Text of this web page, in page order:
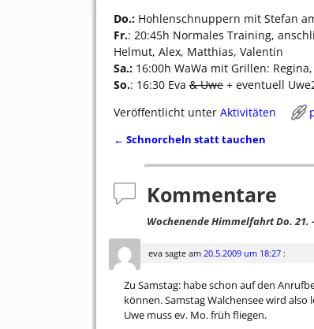
Do.: Hohlenschnuppern mit Stefan
Fr.: 20:45h Normales Training,
Helmut, Alex, Matthias, Valentin
Sa.: 16:00h WaWa mit Grillen:
So.: 16:30 Eva & Uwe + eventuell
Veröffentlicht unter Aktivitäten
← Schnorcheln statt tauchen
Kommentare
Wochenende Himmelfahrt Do. 21.
eva sagte am 20.5.2009 um 18:27 :
Zu Samstag: habe schon auf den
können. Samstag Walchensee wird
Uwe muss ev. Mo. früh fliegen.